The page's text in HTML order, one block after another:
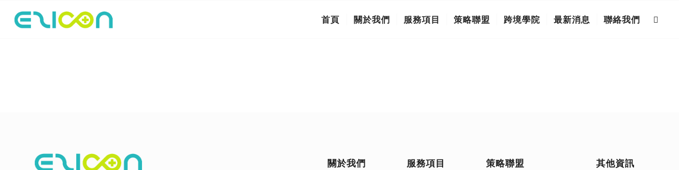
首頁 關於我們 服務項目 策略聯盟 跨境學院 最新消息 聯絡我們
關於我們 服務項目 策略聯盟 其他資訊